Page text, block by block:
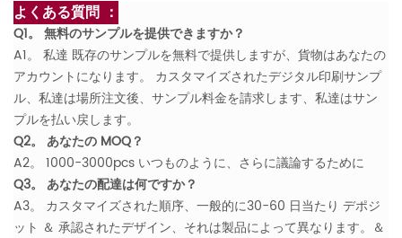
よくある質問 ：
Q1。 無料のサンプルを提供できますか？
A1。 私達 既存のサンプルを無料で提供しますが、貨物はあなたの
アカウントになります。 カスタマイズされたデジタル印刷サンプ
ル、私達は場所注文後、サンプル料金を請求します、私達はサン
プルを払い戻します。
Q2。 あなたの MOQ？
A2。 1000-3000pcs いつものように、さらに議論するために
Q3。 あなたの配達は何ですか？
A3。 カスタマイズされた順序、一般的に30-60 日当たり デポジ
ット ＆ 承認されたデザイン、それは製品によって異なります。＆